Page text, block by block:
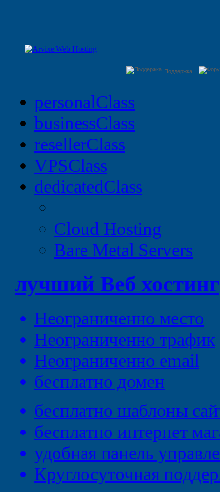
Поддержка
personalClass
businessClass
resellerClass
VPSClass
dedicatedClass
Cloud Hosting
Bare Metal Servers
лучший Веб хостинг
Неограниченно место
Неограниченно трафик
Неограниченно email
бесплатно домен
бесплатно шаблоны
бесплатно интернет
удобная панель
Круглосуточная